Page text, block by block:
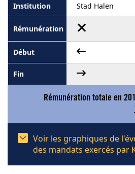
Stad Halen
Rémunération totale en
Voir les graphiques de
des mandats exercés par